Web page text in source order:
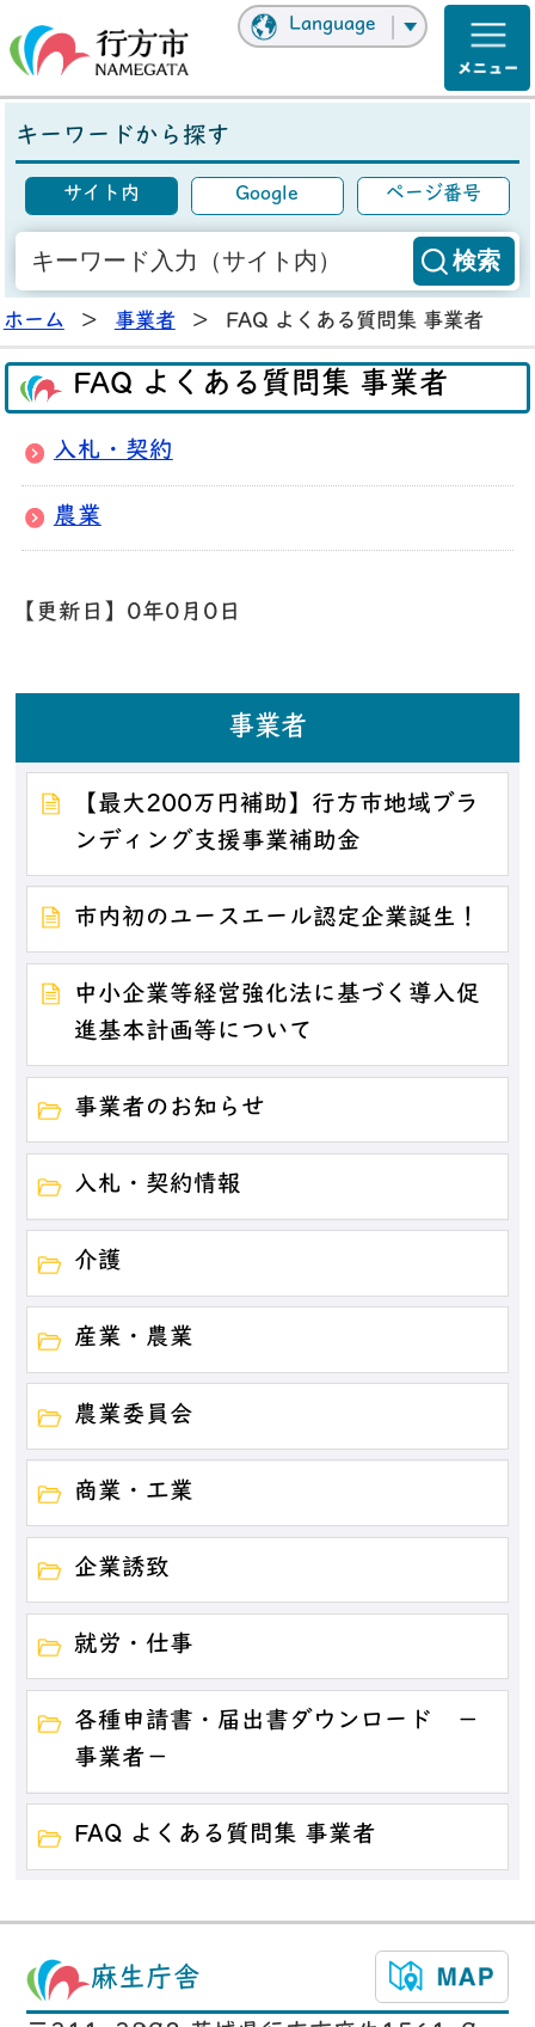
Language
キーワードから探す
サイト内 Google ページ番号
ホーム > 事業者 > FAQ よくある質問集 事業者
FAQ よくある質問集 事業者
入札・契約
農業
【更新日】 0年0月0日
事業者
【最大200万円補助】行方市地域ブラ
ンディング支援事業補助金
市内初のユースエール認定企業誕生！
中小企業等経営強化法に基づく導入促
進基本計画等について
事業者のお知らせ
入札・契約情報
介護
産業・農業
農業委員会
商業・工業
企業誘致
就労・仕事
各種申請書・届出書ダウンロード －
事業者－
FAQ よくある質問集 事業者
麻生庁舎